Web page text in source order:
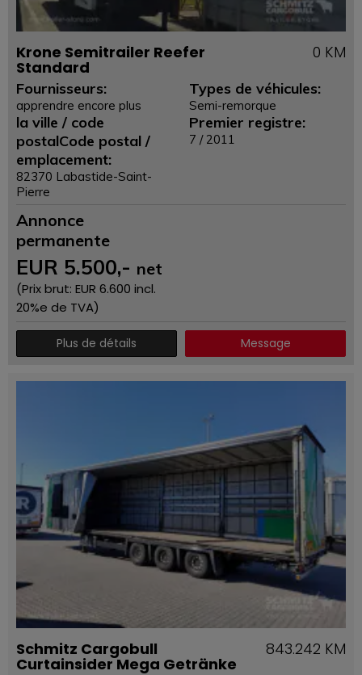
Krone Semitrailer Reefer
Standard
0 KM
Fournisseurs:
apprendre encore plus
la ville / code
postalCode postal /
emplacement:
82370 Labastide-Saint-
Pierre
Types de véhicules:
Semi-remorque
Premier registre:
7 / 2011
Annonce
permanente
EUR 5.500,- net
(Prix ​​brut: EUR 6.600 incl.
20%e de TVA)
Plus de détails Message
Schmitz Cargobull
Curtainsider Mega Getränke
843.242 KM